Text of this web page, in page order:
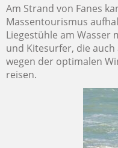
Am Strand von Fanes
Massentourismus
Liegestühle am Wasser
und Kitesurfer, die
wegen der optimalen
reisen.